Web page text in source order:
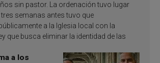
sin pastor. La ordenación tuvo lugar
tres semanas antes tuvo que
a la Iglesia local con la
que busca eliminar la identidad de las
a los